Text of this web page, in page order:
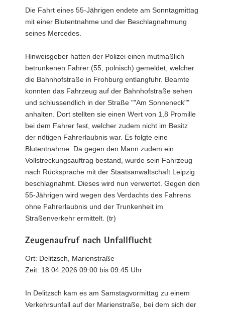
Die Fahrt eines 55-Jährigen endete am Sonntagmittag
mit einer Blutentnahme und der Beschlagnahmung
seines Mercedes.
Hinweisgeber hatten der Polizei einen mutmaßlich
betrunkenen Fahrer (55, polnisch) gemeldet, welcher
die Bahnhofstraße in Frohburg entlangfuhr. Beamte
konnten das Fahrzeug auf der Bahnhofstraße sehen
und schlussendlich in der Straße ""Am Sonneneck""
anhalten. Dort stellten sie einen Wert von 1,8 Promille
bei dem Fahrer fest, welcher zudem nicht im Besitz
der nötigen Fahrerlaubnis war. Es folgte eine
Blutentnahme. Da gegen den Mann zudem ein
Vollstreckungsauftrag bestand, wurde sein Fahrzeug
nach Rücksprache mit der Staatsanwaltschaft Leipzig
beschlagnahmt. Dieses wird nun verwertet. Gegen den
55-Jährigen wird wegen des Verdachts des Fahrens
ohne Fahrerlaubnis und der Trunkenheit im
Straßenverkehr ermittelt. (tr)
Zeugenaufruf nach Unfallflucht
Ort: Delitzsch, Marienstraße
Zeit: 18.04.2026 09:00 bis 09:45 Uhr
In Delitzsch kam es am Samstagvormittag zu einem
Verkehrsunfall auf der Marienstraße, bei dem sich der